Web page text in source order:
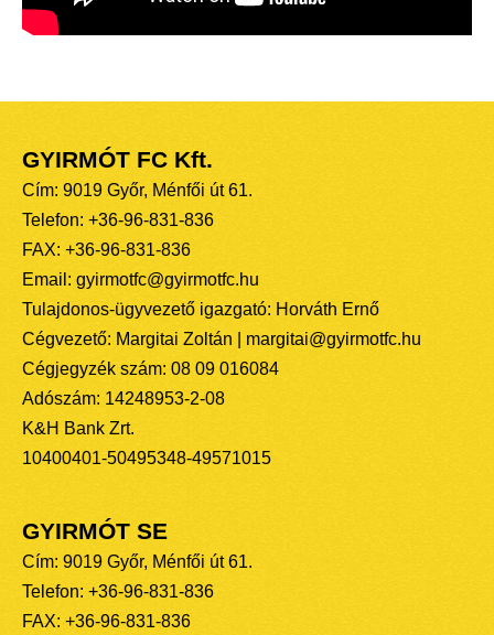
GYIRMÓT FC Kft.
Cím: 9019 Győr, Ménfői út 61.
Telefon: +36-96-831-836
FAX: +36-96-831-836
Email: gyirmotfc@gyirmotfc.hu
Tulajdonos-ügyvezető igazgató: Horváth Ernő
Cégvezető: Margitai Zoltán | margitai@gyirmotfc.hu
Cégjegyzék szám: 08 09 016084
Adószám: 14248953-2-08
K&H Bank Zrt.
10400401-50495348-49571015
GYIRMÓT SE
Cím: 9019 Győr, Ménfői út 61.
Telefon: +36-96-831-836
FAX: +36-96-831-836